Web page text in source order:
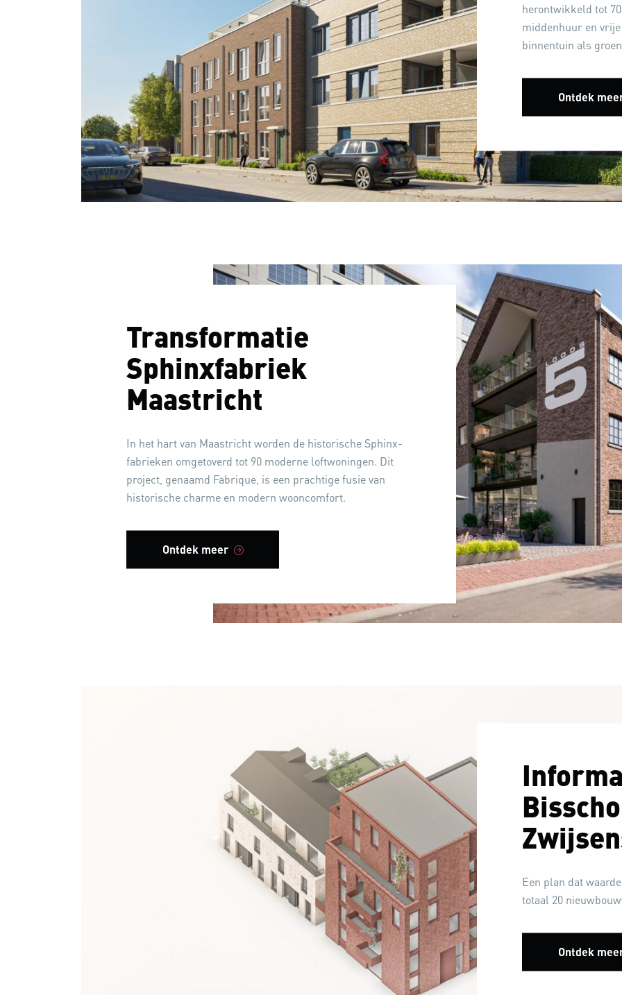
herontwikkeld tot
middenhuur en
binnentuin als
Ontdek
Transformatie
Sphinxfabriek
Maastricht
In het hart van Maastricht worden de historische Sphinx-
fabrieken omgetoverd tot 90 moderne loftwoningen. Dit
project, genaamd Fabrique, is een prachtige fusie van
historische charme en modern wooncomfort.
Ontdek meer
Een plan dat
totaal 20
Ontdek